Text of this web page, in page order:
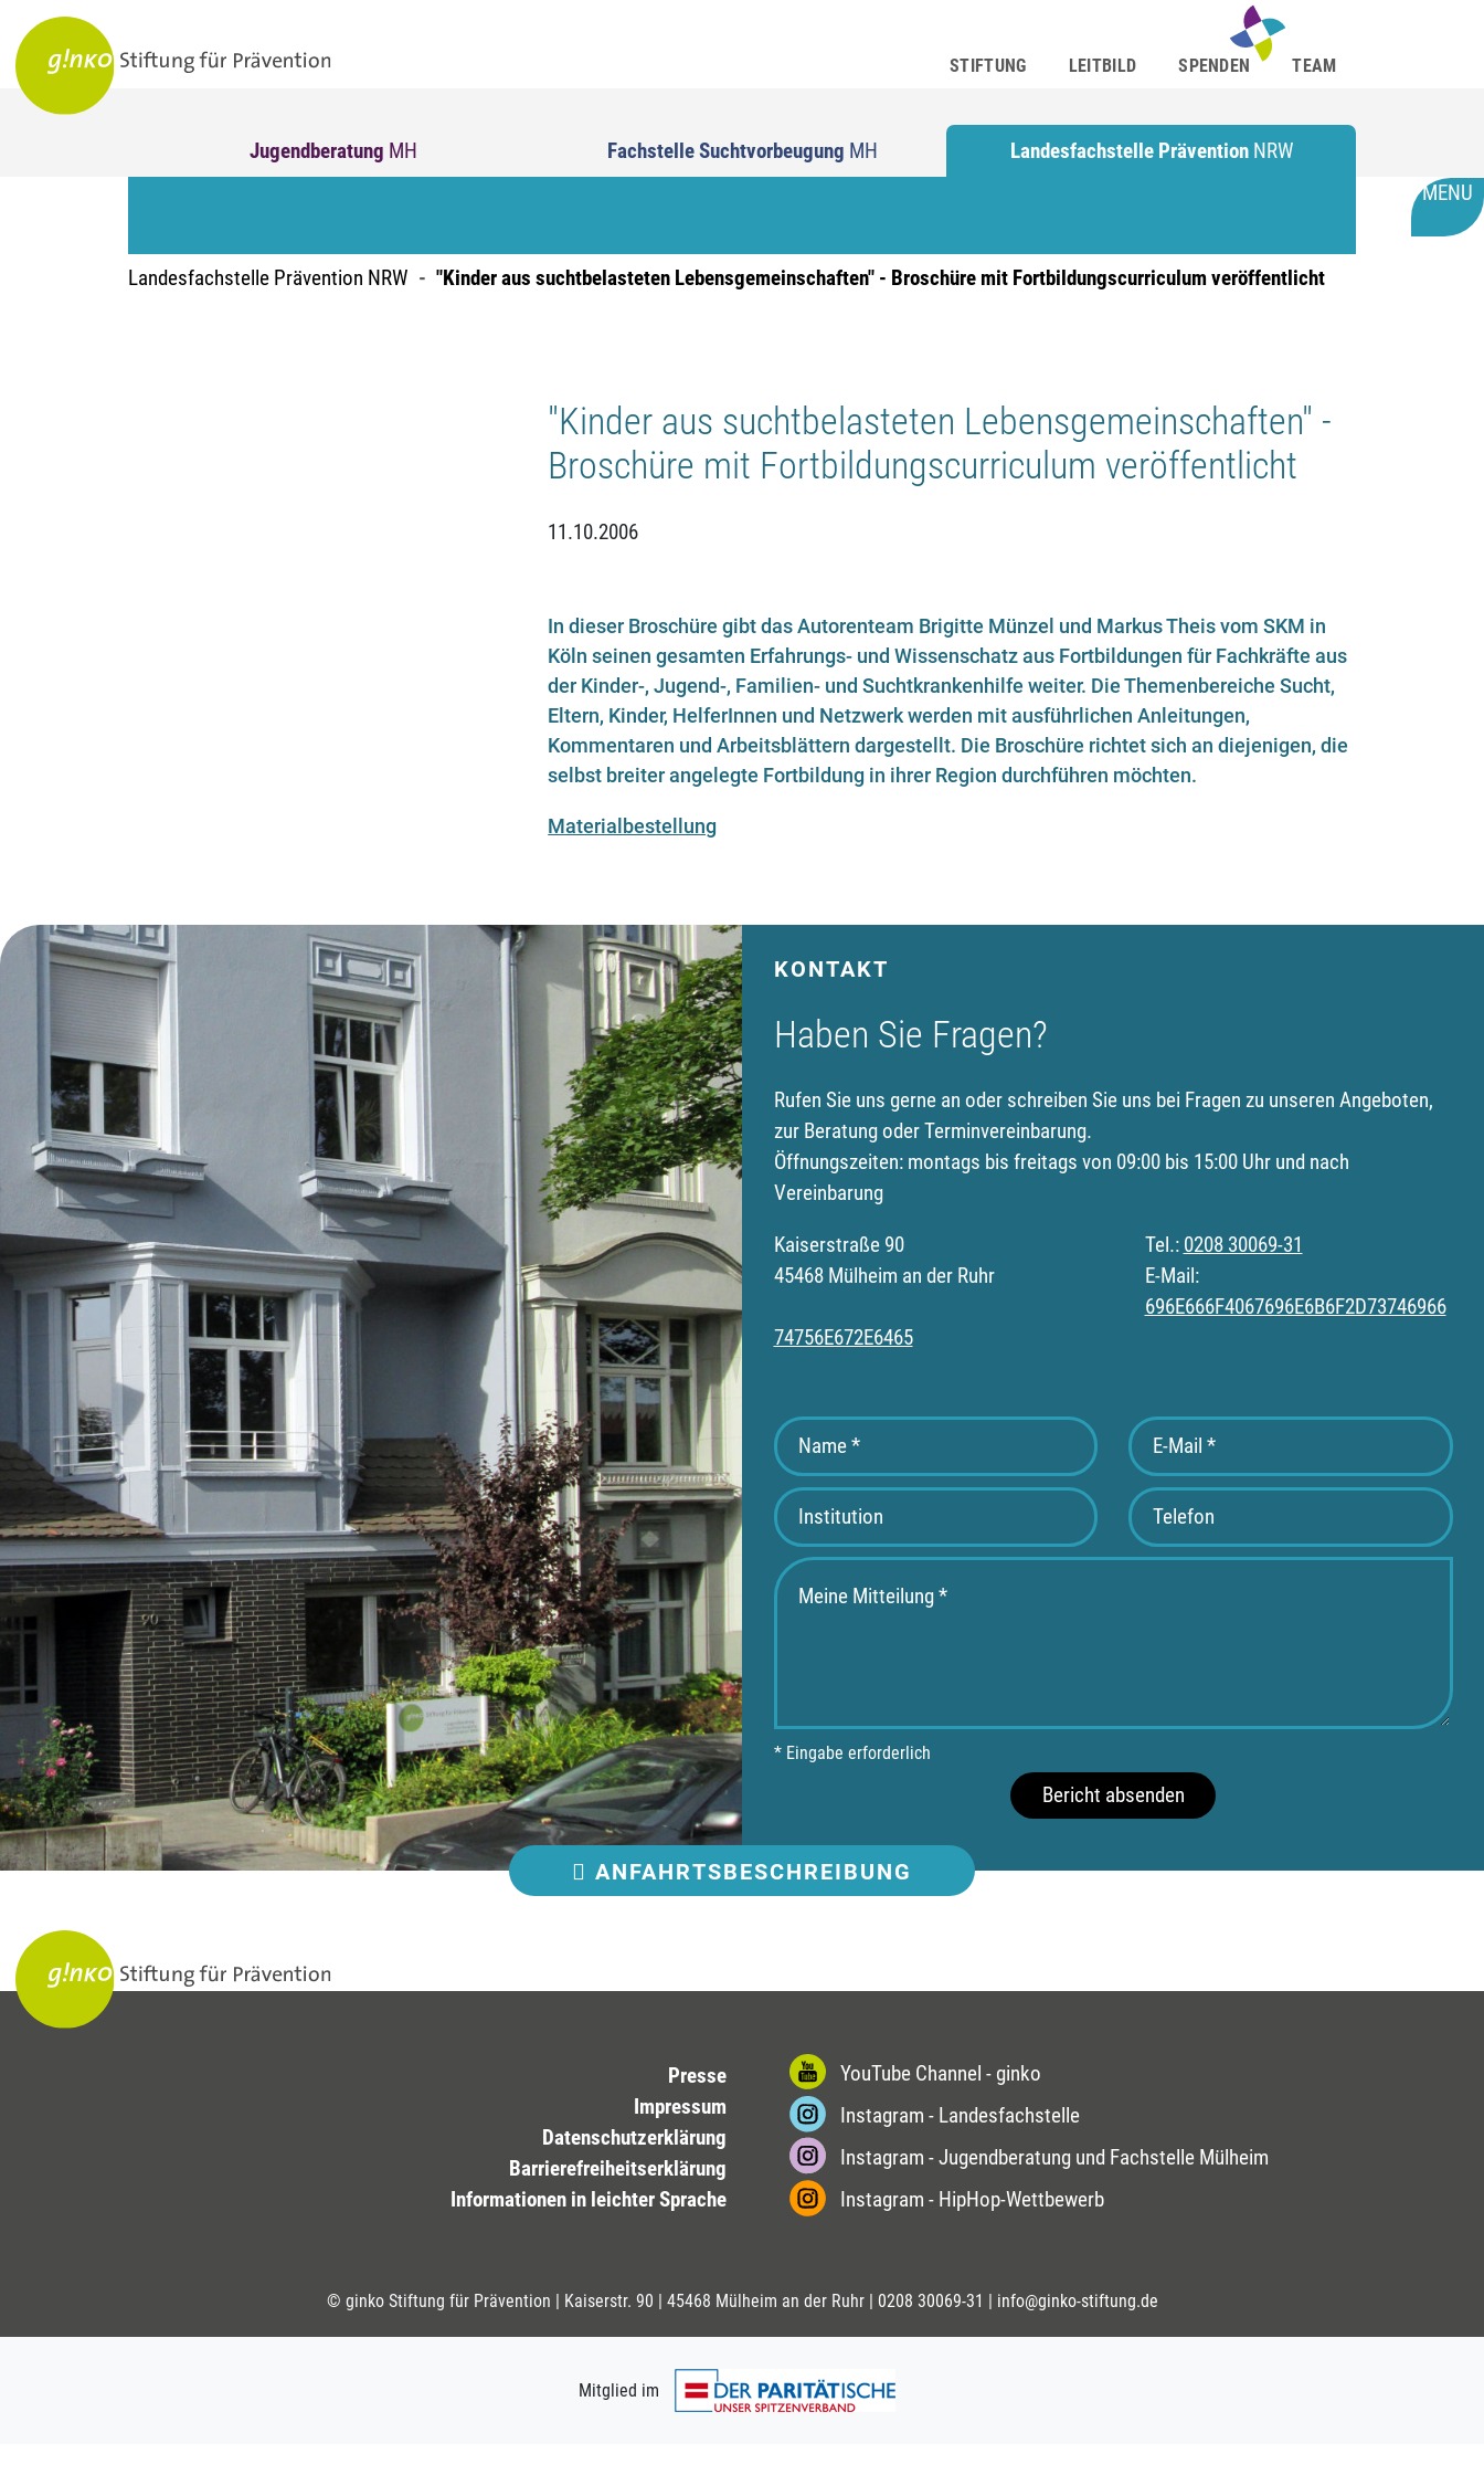
STIFTUNG LEITBILD SPENDEN TEAM
Jugendberatung MH Fachstelle Suchtvorbeugung MH Landesfachstelle Prävention NRW
Landesfachstelle Prävention NRW "Kinder aus suchtbelasteten Lebensgemeinschaften" - Broschüre mit Fortbildungscurriculum veröffentlicht
MENU
"Kinder aus suchtbelasteten Lebensgemeinschaften" -
Broschüre mit Fortbildungscurriculum veröffentlicht
11.10.2006
In dieser Broschüre gibt das Autorenteam Brigitte Münzel und Markus Theis vom SKM in
Köln seinen gesamten Erfahrungs- und Wissenschatz aus Fortbildungen für Fachkräfte aus
der Kinder-, Jugend-, Familien- und Suchtkrankenhilfe weiter. Die Themenbereiche Sucht,
Eltern, Kinder, HelferInnen und Netzwerk werden mit ausführlichen Anleitungen,
Kommentaren und Arbeitsblättern dargestellt. Die Broschüre richtet sich an diejenigen, die
selbst breiter angelegte Fortbildung in ihrer Region durchführen möchten.
Materialbestellung
KONTAKT
Haben Sie Fragen?
Rufen Sie uns gerne an oder schreiben Sie uns bei Fragen zu unseren Angeboten,
zur Beratung oder Terminvereinbarung.
Öffnungszeiten: montags bis freitags von 09:00 bis 15:00 Uhr und nach
Vereinbarung
Kaiserstraße 90
45468 Mülheim an der Ruhr
Tel.: 0208 30069-31
E-Mail:
696E666F4067696E6B6F2D73746966
74756E672E6465
* Eingabe erforderlich
Bericht absenden
ANFAHRTSBESCHREIBUNG
Presse
Impressum
Datenschutzerklärung
Barrierefreiheitserklärung
Informationen in leichter Sprache
YouTube Channel - ginko
Instagram - Landesfachstelle
Instagram - Jugendberatung und Fachstelle Mülheim
Instagram - HipHop-Wettbewerb
© ginko Stiftung für Prävention | Kaiserstr. 90 | 45468 Mülheim an der Ruhr | 0208 30069-31 | info@ginko-stiftung.de
Mitglied im